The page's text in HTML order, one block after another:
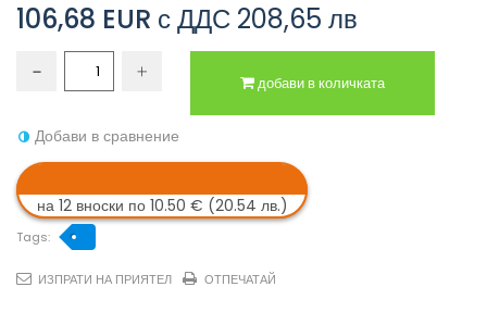
106,68 EUR с ДДС 208,65 лв
добави в количката
Добави в сравнение
на 12 вноски по 10.50 € (20.54 лв.)
Tags:
ИЗПРАТИ НА ПРИЯТЕЛ ОТПЕЧАТАЙ